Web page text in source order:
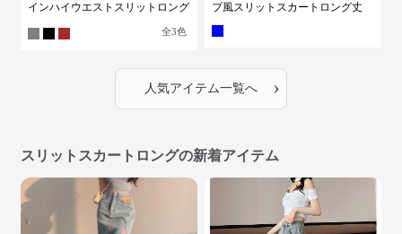
インハイウエストスリットロング
全3色
プ風スリットスカートロング丈
人気アイテム一覧へ ›
スリットスカートロングの新着アイテム